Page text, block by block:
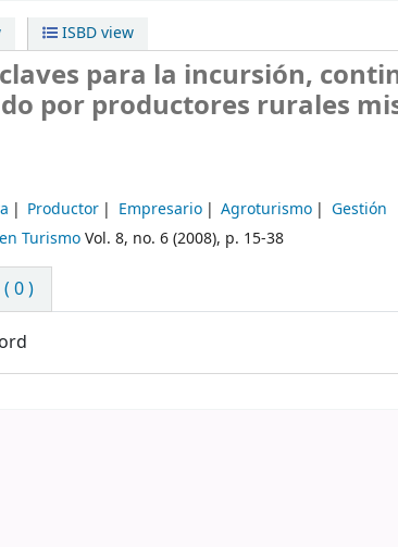
ISBD view
para la incursión,
por productores rurales
Productor Empresario Agroturismo
Gestión
TurismoVol. 8, no. 6 (2008), p. 15-38
0 )